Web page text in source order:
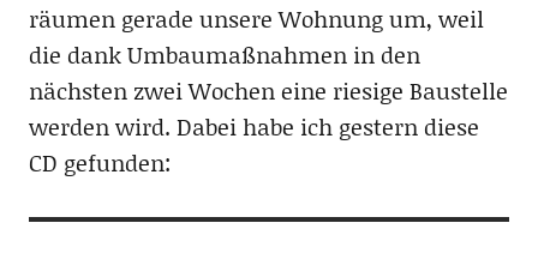
räumen gerade unsere Wohnung um, weil
die dank Umbaumaßnahmen in den
nächsten zwei Wochen eine riesige Baustelle
werden wird. Dabei habe ich gestern diese
CD gefunden: